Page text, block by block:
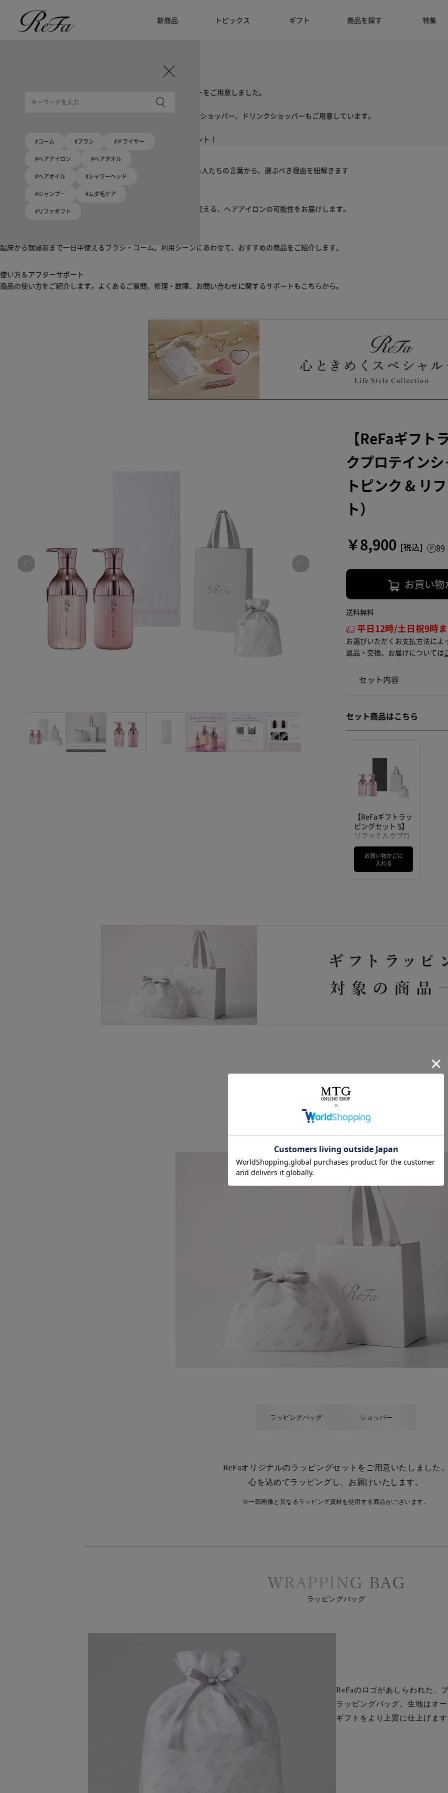
新商品 トピックス ギフト 商品を探す 特集
ReFa商品をご紹介します。プレゼント選びの参考に。
限定ラッピングバック・ショッパーまたはギフトスリーブセットをご用意しました。
大切な人への贈り物にリファオリジナルショッパー
リファロゴが入った、白色のショッパーを6サイズ、ピンク色のショッパー、ドリンクショッパーもご用意しています。
期間限定で対象商品のご購入でオリジナルショッパーをプレゼント！
Because ReFa | 上質な美しさを、妥協しない人へ
高機能ドライヤー Xモデルに宿る美学。上質な美しさを追求する人たちの言葉から、選ぶべき理由を紐解きます
いい髪めざす、大人たちへ。
髪がきれいって嬉しい。「でもヘアケアは大変」という概念を変える、ヘアアイロンの可能性をお届けします。
起床から就寝前まで一日中使えるブラシ・コーム。利用シーンにあわせて、おすすめの商品をご紹介します。
使い方＆アフターサポート
商品の使い方をご紹介します。よくあるご質問、修理・故障、お問い合わせに関するサポートもこちらから。
#コーム #ブラシ #ドライヤー
#ヘアアイロン #ヘアタオル
#ヘアオイル #シャワーヘッド
#シャンプー #ムダ毛ケア
#リファギフト
【ReFaギフト
クプロテイン
トピンク & リ
ト）
￥8,900 89
お買い物
送料無料
平日12時/土日祝9時
お選びいただくお支払方法によ
返品・交換、お届けについては
セット内容
セット商品はこちら
【ReFaギフトラッ
ピングセット S】
リファミルクプロ
テインシャンプー
ピンク & トリート
メントピンク & リ
ファヘアフェイス
お買い物かごに
入れる
大切な人へのギフトを美しく
ラッピングバッグ ショッパー
ReFaオリジナルのラッピングセットを ご用意いたしました
心を込めてラッピングし、お届けいたします。
※一部画像と異なるラッピング資材を使用する商品がございます。
ラッピングバッグ
ReFaのロゴがあしらわれた、
ラッピングバッグ。生地はオ
ギフトをより上質に仕上げま